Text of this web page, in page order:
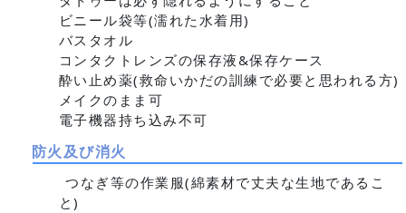
ビニール袋等(濡れた水着用)
バスタオル
コンタクトレンズの保存液&保存ケース
酔い止め薬(救命いかだの訓練で必要と思われる方)
メイクのまま可
電子機器持ち込み不可
防火及び消火
つなぎ等の作業服(綿素材で丈夫な生地であるこ
と)